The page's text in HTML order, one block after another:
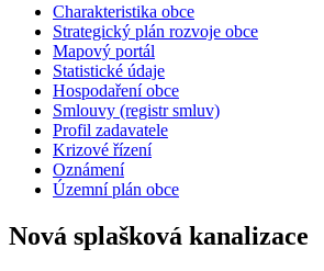
Charakteristika obce
Strategický plán rozvoje obce
Mapový portál
Statistické údaje
Hospodaření obce
Smlouvy (registr smluv)
Profil zadavatele
Krizové řízení
Oznámení
Územní plán obce
Nová splašková kanalizace